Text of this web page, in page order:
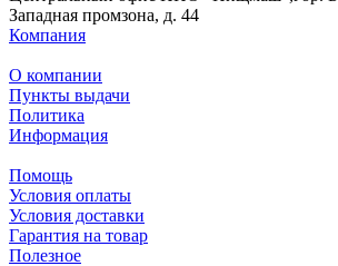
Западная промзона, д. 44
Компания
О компании
Пункты выдачи
Политика
Информация
Помощь
Условия оплаты
Условия доставки
Гарантия на товар
Полезное